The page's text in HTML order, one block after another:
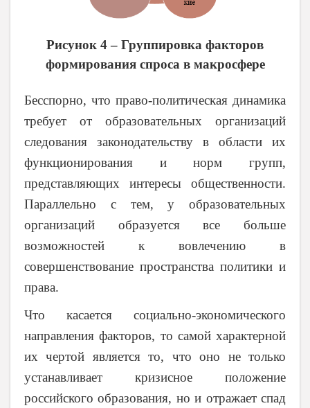
Рисунок 4 – Группировка факторов
формирования спроса в макросфере
Бесспорно, что право-политическая динамика
требует от образовательных организаций
следования законодательству в области их
функционирования и норм групп,
представляющих интересы общественности.
Параллельно с тем, у образовательных
организаций образуется все больше
возможностей к вовлечению в
совершенствование пространства политики и
права.
Что касается социально-экономического
направления факторов, то самой характерной
их чертой является то, что оно не только
устанавливает кризисное положение
российского образования, но и отражает спад